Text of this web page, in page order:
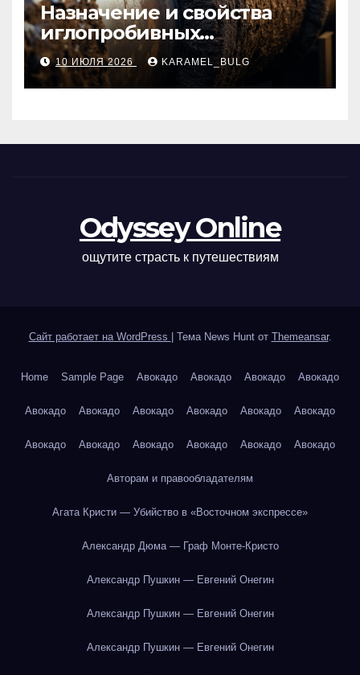
Назначение и свойства
иглопробивных
базальтовых огнеупорных
матов
10 ИЮЛЯ 2026 KARAMEL_BULG
Odyssey Online
ощутите страсть к путешествиям
Сайт работает на WordPress Тема News Hunt от Themeansar.
Home Sample Page Авокадо Авокадо Авокадо Авокадо
Авокадо Авокадо Авокадо Авокадо Авокадо Авокадо
Авокадо Авокадо Авокадо Авокадо Авокадо Авокадо
Авторам и правообладателям
Агата Кристи — Убийство в «Восточном экспрессе»
Александр Дюма — Граф Монте-Кристо
Александр Пушкин — Евгений Онегин
Александр Пушкин — Евгений Онегин
Александр Пушкин — Евгений Онегин